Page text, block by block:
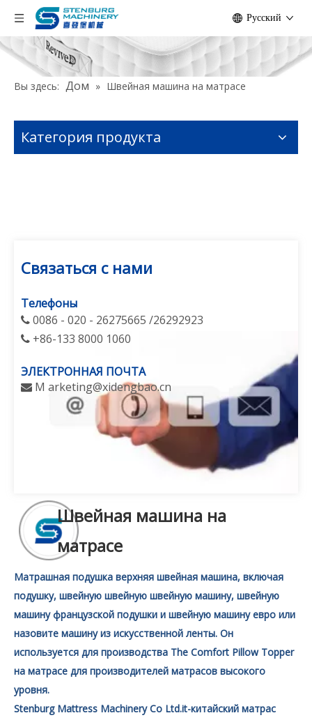
Pусский
Вы здесь: Дом » Швейная машина на матрасе
Категория продукта
Связаться с нами
Телефоны
 0086 - 020 - 26275665 /26292923
 +86-133 8000 1060
ЭЛЕКТРОННАЯ ПОЧТА
 M arketing@xidengbao.cn
Швейная машина на
матрасе
Матрашная подушка верхняя швейная машина, включая
подушку, швейную швейную швейную машину, швейную
машину французской подушки и швейную машину евро или
назовите машину из искусственной ленты. Он
используется для производства The Comfort Pillow Topper
на матрасе для производителей матрасов высокого
уровня.
Stenburg Mattress Machinery Co Ltd.it-китайский матрас